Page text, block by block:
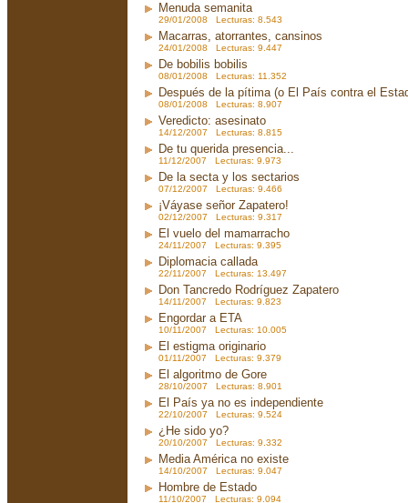
Menuda semanita
29/01/2008 Lecturas: 8.543
Macarras, atorrantes, cansinos
24/01/2008 Lecturas: 9.447
De bobilis bobilis
08/01/2008 Lecturas: 11.352
Después de la pítima (o El País contra el
08/01/2008 Lecturas: 8.907
Veredicto: asesinato
14/12/2007 Lecturas: 8.815
De tu querida presencia...
11/12/2007 Lecturas: 9.973
De la secta y los sectarios
07/12/2007 Lecturas: 9.466
¡Váyase señor Zapatero!
02/12/2007 Lecturas: 9.317
El vuelo del mamarracho
24/11/2007 Lecturas: 9.395
Diplomacia callada
22/11/2007 Lecturas: 13.497
Don Tancredo Rodríguez Zapatero
14/11/2007 Lecturas: 9.823
Engordar a ETA
10/11/2007 Lecturas: 10.005
El estigma originario
01/11/2007 Lecturas: 9.379
El algoritmo de Gore
28/10/2007 Lecturas: 8.901
El País ya no es independiente
22/10/2007 Lecturas: 9.524
¿He sido yo?
20/10/2007 Lecturas: 9.332
Media América no existe
14/10/2007 Lecturas: 9.047
Hombre de Estado
11/10/2007 Lecturas: 9.094